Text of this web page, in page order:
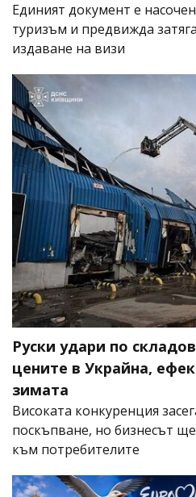
Единият документ е
туризъм и предвижда
издаване на визи
Руски удари по
цените в Украйна,
зимата
Високата конкуренция
поскъпване, но бизнесът
към потребителите